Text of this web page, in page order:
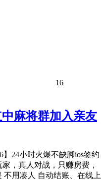
16
麻将群加入亲友
】24小时火爆不缺脚ios签约
，真人对战，只赚房费，
不用凑人 自动结账、在线上